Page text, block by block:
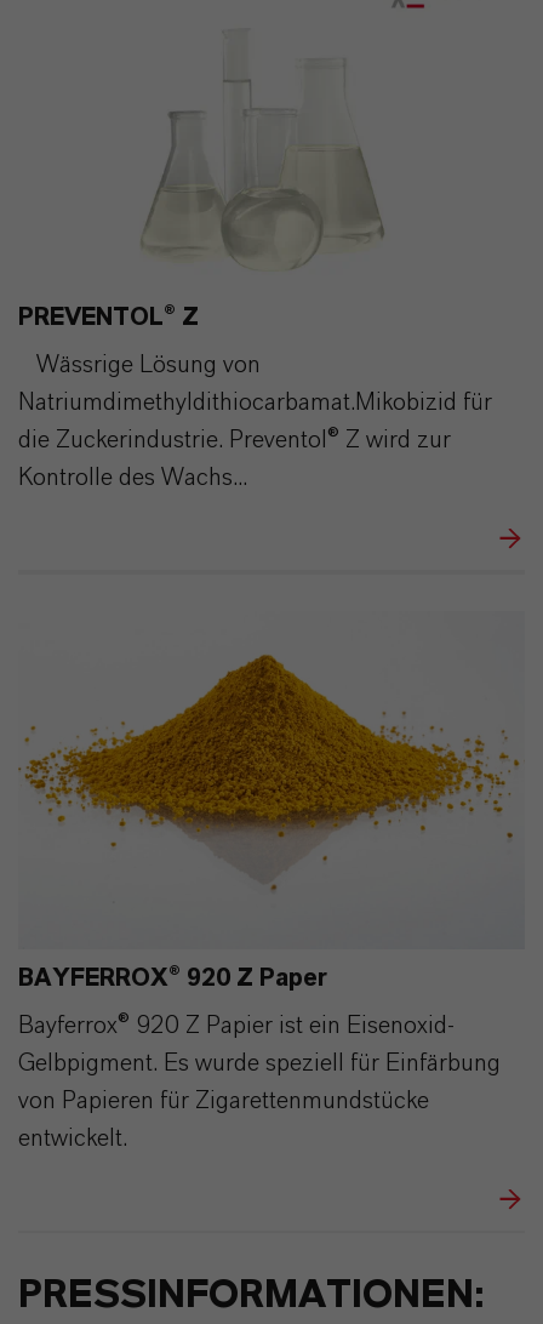
PREVENTOL® Z
Wässrige Lösung von
Natriumdimethyldithiocarbamat.Mikobizid für
die Zuckerindustrie. Preventol® Z wird zur
Kontrolle des Wachs...
BAYFERROX® 920 Z Paper
Bayferrox® 920 Z Papier ist ein Eisenoxid-
Gelbpigment. Es wurde speziell für Einfärbung
von Papieren für Zigarettenmundstücke
entwickelt.
PRESSINFORMATIONEN: